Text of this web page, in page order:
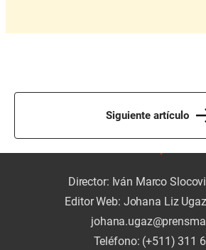
Siguiente artículo
Director: Iván Marco
Editor Web: Johana Liz
Teléfono: (+511) 311